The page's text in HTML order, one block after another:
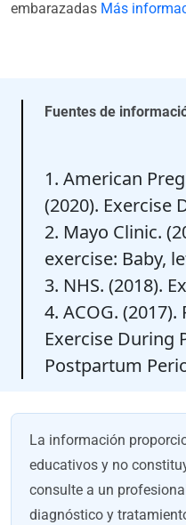
embarazadas Más
Fuentes de
1. American
(2020). Exercise
2. Mayo Clinic.
exercise: Baby,
3. NHS. (2018).
4. ACOG.
Exercise During
Postpartum
La información
educativos y no
consulte a un
diagnóstico y